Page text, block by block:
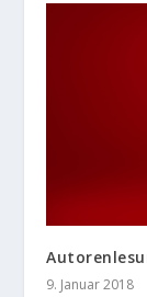
9. Januar 2018